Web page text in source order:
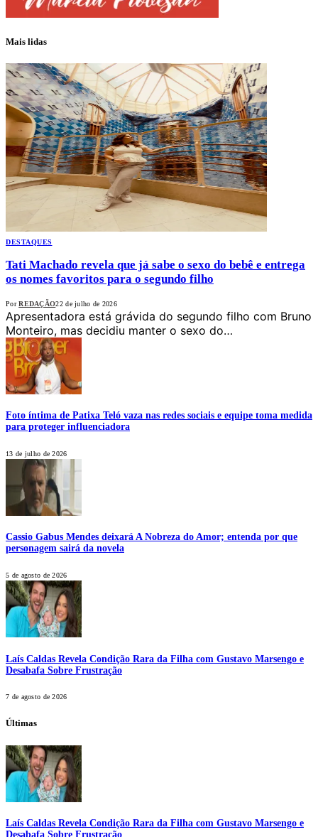
Mais lidas
DESTAQUES
Tati Machado revela que já sabe o sexo do bebê e entrega
os nomes favoritos para o segundo filho
Por REDAÇÃO22 de julho de 2026
Apresentadora está grávida do segundo filho com Bruno
Monteiro, mas decidiu manter o sexo do…
Foto íntima de Patixa Teló vaza nas redes sociais e equipe toma medida
para proteger influenciadora
13 de julho de 2026
Cassio Gabus Mendes deixará A Nobreza do Amor; entenda por que
personagem sairá da novela
5 de agosto de 2026
Laís Caldas Revela Condição Rara da Filha com Gustavo Marsengo e
Desabafa Sobre Frustração
7 de agosto de 2026
Últimas
Laís Caldas Revela Condição Rara da Filha com Gustavo Marsengo e
Desabafa Sobre Frustração